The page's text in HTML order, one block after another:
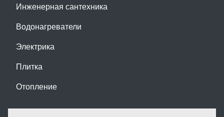
Инженерная сантехника
Водонагреватели
Электрика
Плитка
Отопление